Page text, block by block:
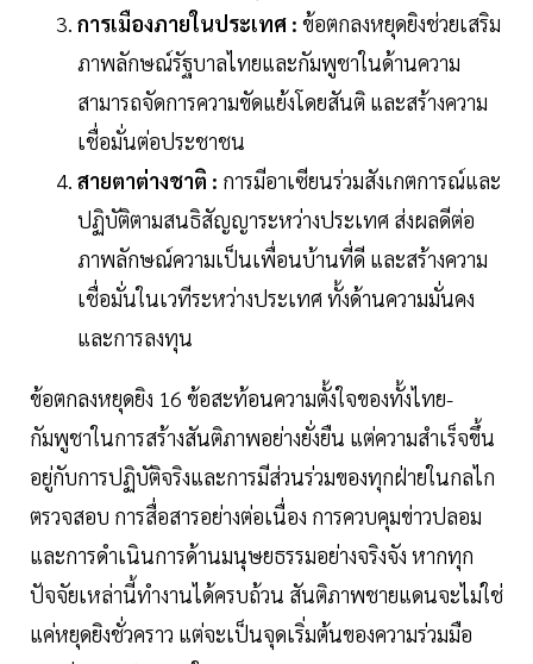
การเมืองภายในประเทศ : ข้อตกลงหยุดยิงช่วยเสริม
ภาพลักษณ์รัฐบาลไทยและกัมพูชาในด้านความ
สามารถจัดการความขัดแย้งโดยสันติ และสร้างความ
เชื่อมั่นต่อประชาชน
สายตาต่างชาติ : การมีอาเซียนร่วมสังเกตการณ์และ
ปฏิบัติตามสนธิสัญญาระหว่างประเทศ ส่งผลดีต่อ
ภาพลักษณ์ความเป็นเพื่อนบ้านที่ดี และสร้างความ
เชื่อมั่นในเวทีระหว่างประเทศ ทั้งด้านความมั่นคง
และการลงทุน
ข้อตกลงหยุดยิง 16 ข้อสะท้อนความตั้งใจของทั้งไทย-
กัมพูชาในการสร้างสันติภาพอย่างยั่งยืน แต่ความสำเร็จขึ้น
อยู่กับการปฏิบัติจริงและการมีส่วนร่วมของทุกฝ่ายในกลไก
ตรวจสอบ การสื่อสารอย่างต่อเนื่อง การควบคุมข่าวปลอม
และการดำเนินการด้านมนุษยธรรมอย่างจริงจัง หากทุก
ปัจจัยเหล่านี้ทำงานได้ครบถ้วน สันติภาพชายแดนจะไม่ใช่
แค่หยุดยิงชั่วคราว แต่จะเป็นจุดเริ่มต้นของความร่วมมือ